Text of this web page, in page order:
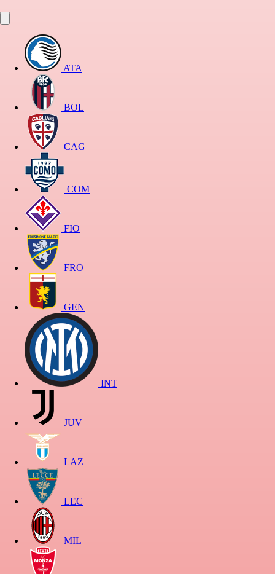
ATA
BOL
CAG
COM
FIO
FRO
GEN
INT
JUV
LAZ
LEC
MIL